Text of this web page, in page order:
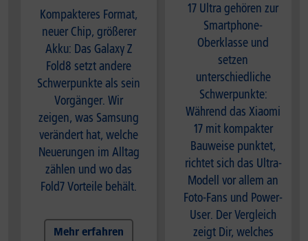
Kompakteres Format,
neuer Chip, größerer
Akku: Das Galaxy Z
Fold8 setzt andere
Schwerpunkte als sein
Vorgänger. Wir
zeigen, was Samsung
verändert hat, welche
Neuerungen im Alltag
zählen und wo das
Fold7 Vorteile behält.
Mehr erfahren
17 Ultra gehören zur
Smartphone-
Oberklasse und
setzen
unterschiedliche
Schwerpunkte:
Während das Xiaomi
17 mit kompakter
Bauweise punktet,
richtet sich das Ultra-
Modell vor allem an
Foto-Fans und Power-
User. Der Vergleich
zeigt Dir, welches